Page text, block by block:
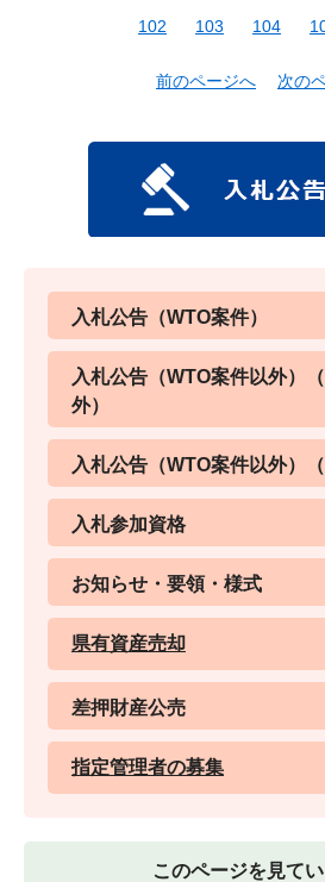
102
103 104
前のページへ 次の
入札公告（WTO案件）
入札公告（WTO案件以外）
外）
入札公告（WTO案件以外）（
入札参加資格
お知らせ・要領・様式
県有資産売却
差押財産公売
指定管理者の募集
このページを見て